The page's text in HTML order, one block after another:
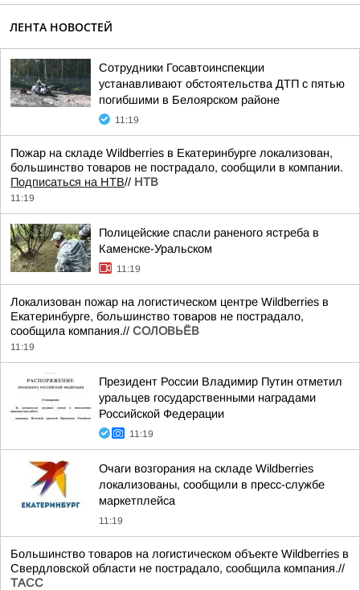
ЛЕНТА НОВОСТЕЙ
Сотрудники Госавтоинспекции
устанавливают обстоятельства ДТП с пятью
погибшими в Белоярском районе
11:19
Пожар на складе Wildberries в Екатеринбурге локализован,
большинство товаров не пострадало, сообщили в компании.
Подписаться на НТВ// НТВ
11:19
Полицейские спасли раненого ястреба в
Каменске-Уральском
11:19
Локализован пожар на логистическом центре Wildberries в
Екатеринбурге, большинство товаров не пострадало,
сообщила компания.// СОЛОВЬЁВ
11:19
Президент России Владимир Путин отметил
уральцев государственными наградами
Российской Федерации
11:19
Очаги возгорания на складе Wildberries
локализованы, сообщили в пресс-службе
маркетплейса
11:19
Большинство товаров на логистическом объекте Wildberries в
Свердловской области не пострадало, сообщила компания.//
ТАСС